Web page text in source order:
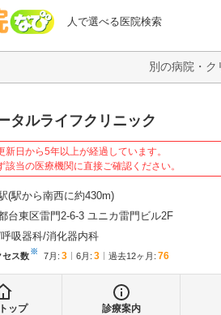
人で選べる医院検索
病院なび
タルライフクリニック
新日から5年以上が経過しています。
該当の医療機関に直接ご確認ください。
(駅から南西に約430m)
台東区雷門2-6-3 ユニカ雷門ビル2F
呼吸器科 消化器内科
セス数※ 7月 : 3 6月 : 3 過去12ヶ月: 76
ップ 診療案内